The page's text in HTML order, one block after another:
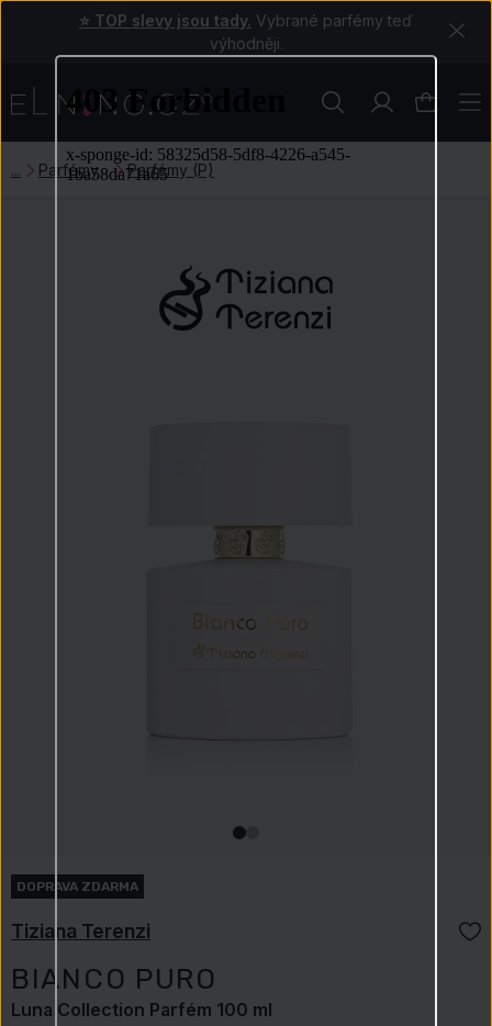
⭐ TOP slevy jsou tady. Vybrané parfémy teď
výhodněji.
Parfémy Parfémy (P)
DOPRAVA ZDARMA
Tiziana Terenzi
BIANCO PURO
Luna Collection Parfém 100 ml